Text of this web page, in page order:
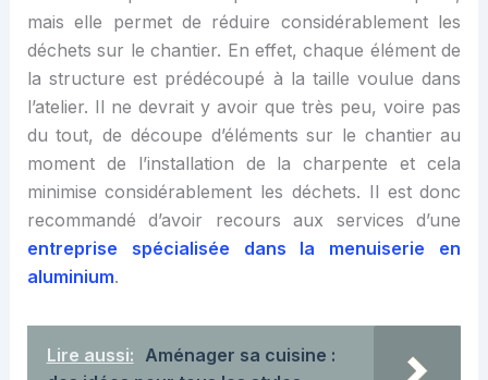
mais elle permet de réduire considérablement les
déchets sur le chantier. En effet,chaque élément de
la structure est prédécoupé à la taille voulue dans
l’atelier. Il ne devrait y avoir que très peu, voire pas
du tout, de découpe d’éléments sur le chantier au
moment de l’installation de la charpenteet cela
minimise considérablement les déchets. Il est donc
recommandé d’avoir recours aux services d’une
entreprise spécialisée dans la menuiserie en
aluminium.
Lire aussi: Aménager sa cuisine :